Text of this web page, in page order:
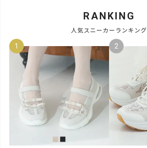
RANKING
人気スニーカーランキング